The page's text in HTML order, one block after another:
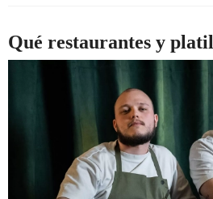
Qué restaurantes y